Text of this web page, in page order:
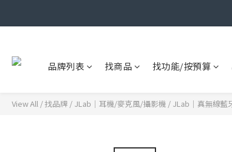
品牌列表 找商品 找功能/按預算
View All /找品牌 / JLab｜耳機/麥克風/攝影機 / JLab｜真無線藍